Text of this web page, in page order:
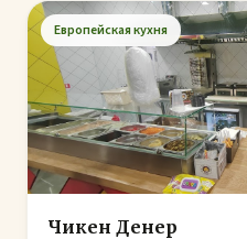
Европейская кухня
Чикен Денер